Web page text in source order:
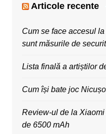
Articole recente
Cum se face accesul
sunt măsurile de
Lista finală a artiștilor
Cum își bate joc
Review-ul de la
de 6500 mAh